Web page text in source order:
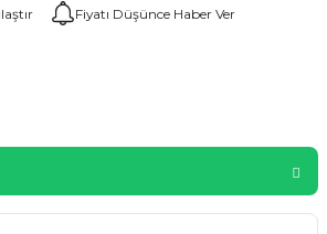
Fiyatı Düşünce Haber Ver